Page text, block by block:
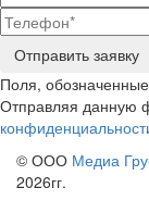
Отправить заявку
Поля,
Отправляя данную
© ООО Медиа
2026гг.